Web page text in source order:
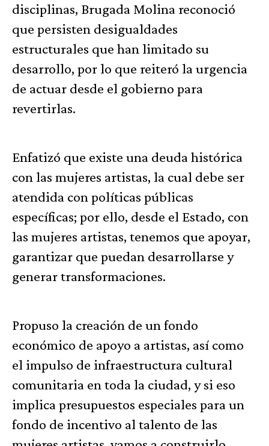
disciplinas, Brugada Molina reconoció
que persisten desigualdades
estructurales que han limitado su
desarrollo, por lo que reiteró la urgencia
de actuar desde el gobierno para
revertirlas.
Enfatizó que existe una deuda histórica
con las mujeres artistas, la cual debe ser
atendida con políticas públicas
específicas; por ello, desde el Estado, con
las mujeres artistas, tenemos que apoyar,
garantizar que puedan desarrollarse y
generar transformaciones.
Propuso la creación de un fondo
económico de apoyo a artistas, así como
el impulso de infraestructura cultural
comunitaria en toda la ciudad, y si eso
implica presupuestos especiales para un
fondo de incentivo al talento de las